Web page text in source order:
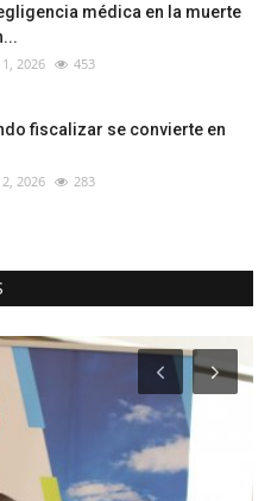
médica en la muerte
2026 453
fiscalizar se convierte en
2026 283